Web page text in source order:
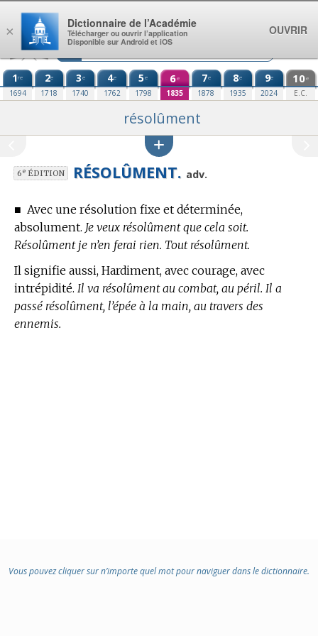
Aller au contenu
1re
1694
2e
1718
3e
1740
4e
1762
5e
1798
6e
1835
7e
1878
8e
1935
9e
2024
10e
E.C.
résolûment
6eÉDITION RÉSOLÛMENT. adv.
■ Avec une résolution fixe et déterminée,
absolument. Je veux résolûment que cela soit.
Résolûment je n’en ferai rien. Tout résolûment.
Il signifie aussi, Hardiment, avec courage, avec
intrépidité. Il va résolûment au combat, au péril. Il a
passé résolûment, l’épée à la main, au travers des
ennemis.
Vous pouvez cliquer sur n’importe quel mot pour naviguer dans le dictionnaire.
×
Dictionnaire de l’Académie
Télécharger ou ouvrir l’application
Disponible sur Android et iOS
OUVRIR